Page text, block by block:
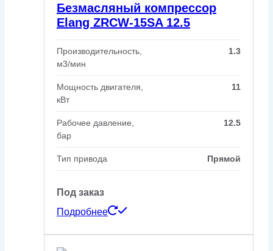
Безмасляный компрессор
Elang ZRCW-15SA 12.5
Производительность,
м3/мин
1.3
Мощность двигателя,
кВт
11
Рабочее давление,
бар
12.5
Тип привода Прямой
Под заказ
Подробнее